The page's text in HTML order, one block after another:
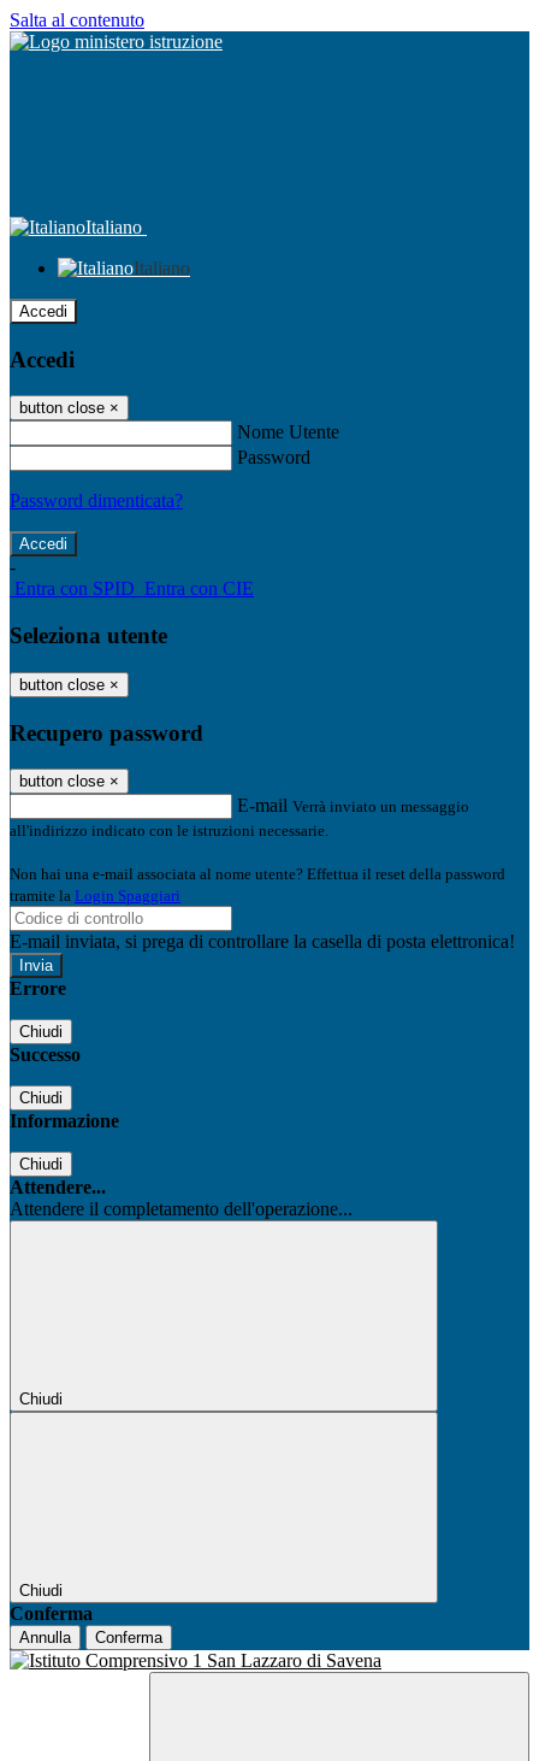
Salta al contenuto
Italiano
Italiano
Accedi
Accedi
button close ×
Nome Utente
Password
Password dimenticata?
-
Entra con SPID Entra con CIE
Seleziona utente
button close ×
Recupero password
button close ×
E-mail Verrà inviato un messaggio
all'indirizzo indicato con le istruzioni necessarie.
Non hai una e-mail associata al nome utente? Effettua il reset della password
tramite la Login Spaggiari
E-mail inviata, si prega di controllare la casella di posta elettronica!
Errore
Chiudi
Successo
Chiudi
Informazione
Chiudi
Attendere...
Attendere il completamento dell'operazione...
Chiudi
Chiudi
Conferma
Annulla Conferma